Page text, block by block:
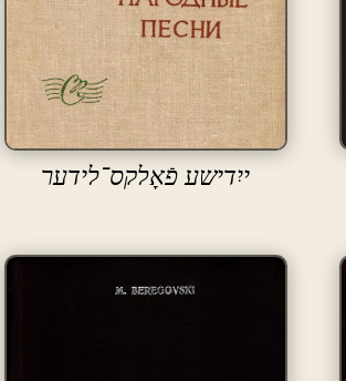
ייִדישע פֿאָלקס־לידער